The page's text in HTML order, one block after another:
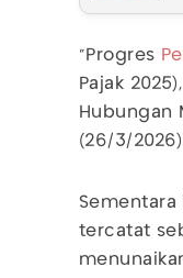
"Progres
Pajak
Hubungan
(26/3/
tercatat